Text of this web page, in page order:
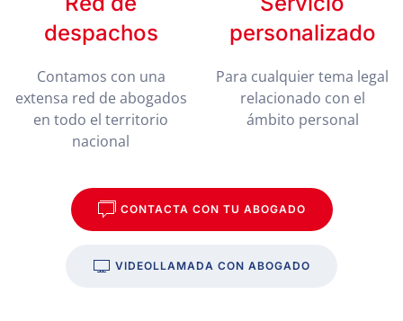
despachos
Contamos con una
extensa red de abogados
en todo el territorio
nacional
personalizado
Para cualquier tema legal
relacionado con el
ámbito personal
CONTACTA CON TU ABOGADO
VIDEOLLAMADA CON ABOGADO